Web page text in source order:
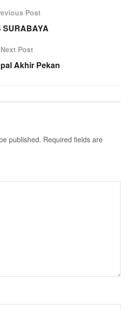
Post
SURABAYA
Next Post
Akhir Pekan
published. Required fields are